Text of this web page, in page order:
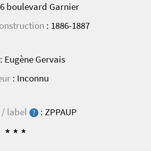
boulevard Garnier
: 1886-1887
: Eugène Gervais
: Inconnu
label ?
: ZPPAUP
***